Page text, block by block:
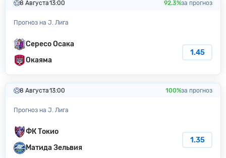
8 Августа13:00 92.3%за прогноз
Прогноз на J. Лига
Сересо Осака
Окаяма
1.45
8 Августа13:00 100%за прогноз
Прогноз на J. Лига
ФК Токио
Матида Зельвия
1.35